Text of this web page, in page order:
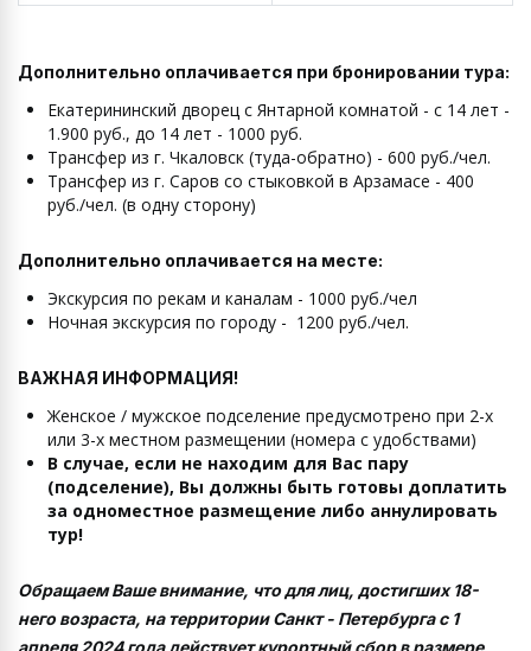
Дополнительно оплачивается при бронировании тура:
Екатерининский дворец с Янтарной комнатой - с 14 лет -
1.900 руб., до 14 лет - 1000 руб.
Трансфер из г. Чкаловск (туда-обратно) - 600 руб./чел.
Трансфер из г. Саров со стыковкой в Арзамасе - 400
руб./чел. (в одну сторону)
Дополнительно оплачивается на месте:
Экскурсия по рекам и каналам - 1000 руб./чел
Ночная экскурсия по городу - 1200 руб./чел.
ВАЖНАЯ ИНФОРМАЦИЯ!
Женское / мужское подселение предусмотрено при 2-х
или 3-х местном размещении (номера с удобствами)
В случае, если не находим для Вас пару
(подселение), Вы должны быть готовы доплатить
за одноместное размещение либо аннулировать
тур!
Обращаем Ваше внимание, что для лиц, достигших 18-
него возраста, на территории Санкт - Петербурга с 1